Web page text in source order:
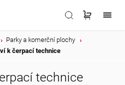
Parky a komerční plochy
k čerpací technice
technice